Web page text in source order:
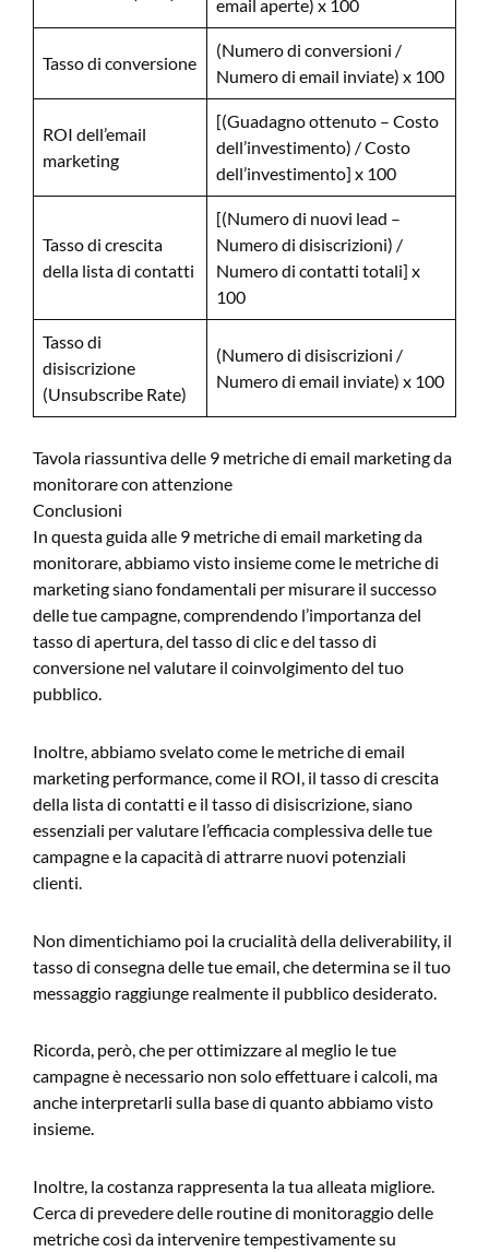
email aperte) x 100
Tasso di conversione
(Numero di conversioni /
Numero di email inviate) x 100
ROI dell’email
marketing
[(Guadagno ottenuto – Costo
dell’investimento) / Costo
dell’investimento] x 100
Tasso di crescita
della lista di contatti
[(Numero di nuovi lead –
Numero di disiscrizioni) /
Numero di contatti totali] x
100
Tasso di
disiscrizione
(Unsubscribe Rate)
(Numero di disiscrizioni /
Numero di email inviate) x 100
Tavola riassuntiva delle 9 metriche di email marketing da
monitorare con attenzione
Conclusioni
In questa guida alle 9 metriche di email marketing da
monitorare, abbiamo visto insieme come le metriche di
marketing siano fondamentali per misurare il successo
delle tue campagne, comprendendo l’importanza del
tasso di apertura, del tasso di clic e del tasso di
conversione nel valutare il coinvolgimento del tuo
pubblico.
Inoltre, abbiamo svelato come le metriche di email
marketing performance, come il ROI, il tasso di crescita
della lista di contatti e il tasso di disiscrizione, siano
essenziali per valutare l’efficacia complessiva delle tue
campagne e la capacità di attrarre nuovi potenziali
clienti.
Non dimentichiamo poi la crucialità della deliverability, il
tasso di consegna delle tue email, che determina se il tuo
messaggio raggiunge realmente il pubblico desiderato.
Ricorda, però, che per ottimizzare al meglio le tue
campagne è necessario non solo effettuare i calcoli, ma
anche interpretarli sulla base di quanto abbiamo visto
insieme.
Inoltre, la costanza rappresenta la tua alleata migliore.
Cerca di prevedere delle routine di monitoraggio delle
metriche così da intervenire tempestivamente su